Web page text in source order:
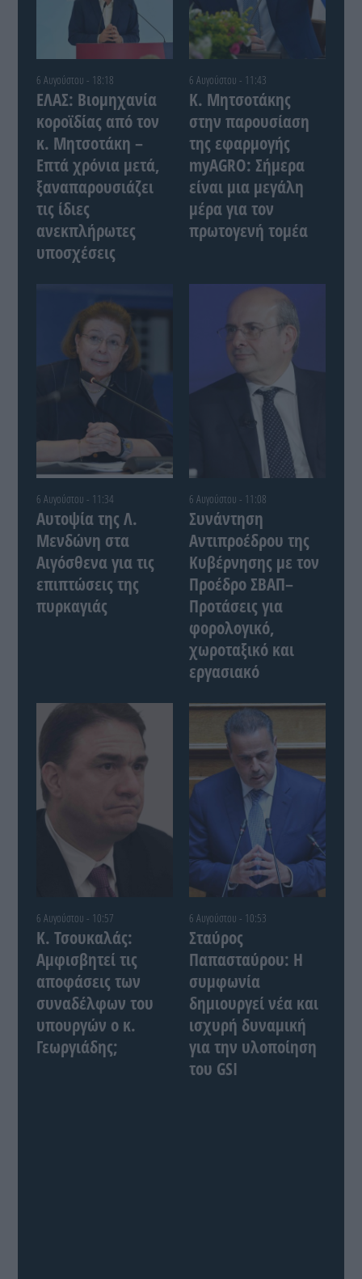
6 Αυγούστου - 18:18
ΕΛΑΣ: Βιομηχανία
κοροϊδίας από τον
κ. Μητσοτάκη –
Επτά χρόνια μετά,
ξαναπαρουσιάζει
τις ίδιες
ανεκπλήρωτες
υποσχέσεις
6 Αυγούστου - 11:43
Κ. Μητσοτάκης
στην παρουσίαση
της εφαρμογής
myAGRO: Σήμερα
είναι μια μεγάλη
μέρα για τον
πρωτογενή τομέα
6 Αυγούστου - 11:34
Αυτοψία της Λ.
Μενδώνη στα
Αιγόσθενα για τις
επιπτώσεις της
πυρκαγιάς
6 Αυγούστου - 11:08
Συνάντηση
Αντιπροέδρου της
Κυβέρνησης με τον
Προέδρο ΣΒΑΠ–
Προτάσεις για
φορολογικό,
χωροταξικό και
εργασιακό
6 Αυγούστου - 10:57
Κ. Τσουκαλάς:
Αμφισβητεί τις
αποφάσεις των
συναδέλφων του
υπουργών ο κ.
Γεωργιάδης;
6 Αυγούστου - 10:53
Σταύρος
Παπασταύρου: Η
συμφωνία
δημιουργεί νέα και
ισχυρή δυναμική
για την υλοποίηση
του GSI